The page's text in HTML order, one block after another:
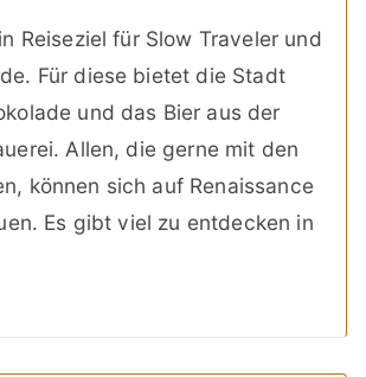
Reiseziel für Slow Traveler und
Für diese bietet die Stadt
und das Bier aus der
Allen, die gerne mit den
können sich auf Renaissance
Es gibt viel zu entdecken in